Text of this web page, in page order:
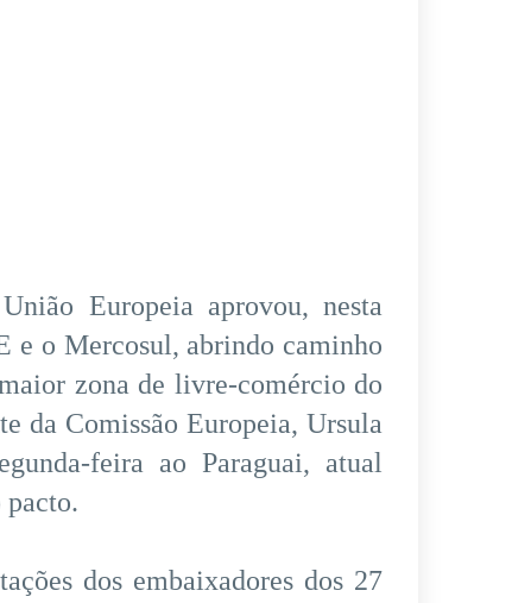
Europeia aprovou, nesta
e o Mercosul, abrindo caminho
zona de livre-comércio do
da Comissão Europeia, Ursula
feira ao Paraguai, atual
dos embaixadores dos 27